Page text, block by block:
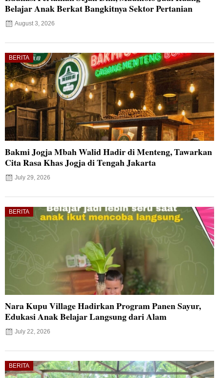
Belajar Anak Berkat Bangkitnya Sektor Pertanian
August 3, 2026
BERITA
Bakmi Jogja Mbah Walid Hadir di Menteng, Tawarkan
Cita Rasa Khas Jogja di Tengah Jakarta
July 29, 2026
BERITA
Nara Kupu Village Hadirkan Program Panen Sayur,
Edukasi Anak Belajar Langsung dari Alam
July 22, 2026
BERITA